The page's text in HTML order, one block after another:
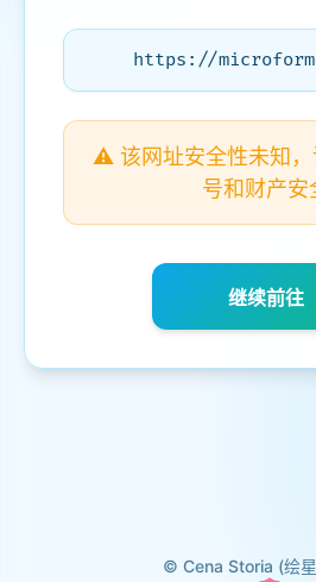
https://
⚠️ 该网址安全性未知
号和财产安
继续前往
© Cena Storia (绘